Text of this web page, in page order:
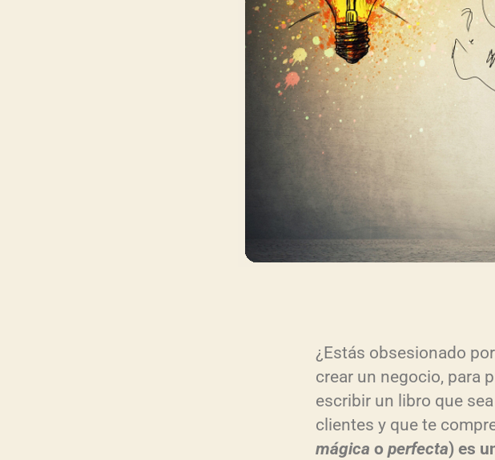
¿Estás obsesionado
crear un negocio, para
escribir un libro que sea
clientes y que te
mágica o perfecta) es